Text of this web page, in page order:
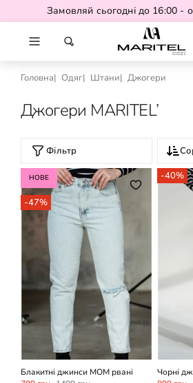
Замовляй сьогодні до 16:00 -
Головна Одяг Штани Джогери
Джогери MARITEL’
Фільтр
НОВЕ
-47%
34 36
Блакитні джинси МОМ рвані
-40%
Чорні